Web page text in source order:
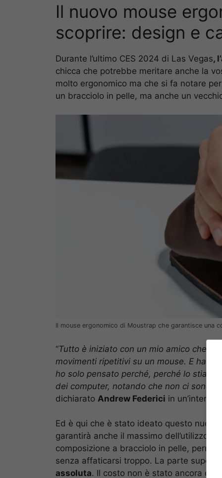
Il nuovo mouse
scoprire: design e
Durante l’ultimo CES 2024 di Las Vegas,
chicca che potrebbe meritare anche la
molto ergonomico ma che si fa notare
un bracciolo in pelle, ma anche un
Il mouse ergonomico di Moustrap che garantisce una
“Tutto è iniziato con un mio amico che è
movimenti ripetitivi su un mouse. E ha
ho solo pensato perché, perché lo
dei computer, notando che non ci sono
dichiarato Andrew Federici in
Ed è qui che è stato ideato questo nuovo
garantirà anche il massimo dell’utilizzo
composizione a bracciolo in pelle,
senza affaticarsi troppo. La parte
assoluta. Il costo non è stato ancora